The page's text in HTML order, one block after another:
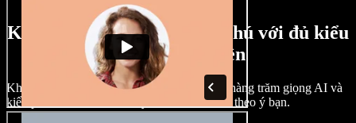
Kho giọng nam, nữ phong phú với đủ kiểu
giọng vùng miền
Không dự án nào phải giống nhau. Chọn từ hàng trăm giọng AI và
kiểu phát âm khác nhau; tùy chỉnh hoàn toàn theo ý bạn.